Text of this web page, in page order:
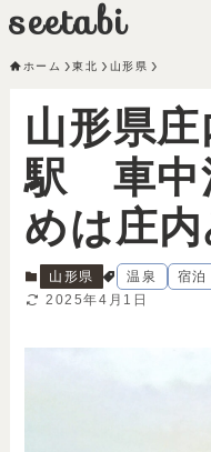
seetabi
ホーム 東北 山形県
山形県
駅 車中
めは庄内
山形県 温泉 宿泊
2025年4月1日